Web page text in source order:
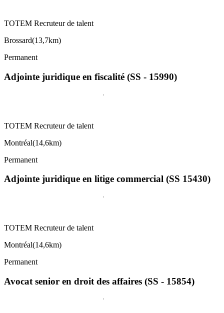
TOTEM Recruteur de talent
Brossard(13,7km)
Permanent
Adjointe juridique en fiscalité (SS - 15990)
TOTEM Recruteur de talent
Montréal(14,6km)
Permanent
Adjointe juridique en litige commercial (SS 15430)
TOTEM Recruteur de talent
Montréal(14,6km)
Permanent
Avocat senior en droit des affaires (SS - 15854)